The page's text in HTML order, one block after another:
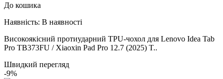
До кошика
Наявність: В наявності
Високоякісний протиударний TPU-чохол для Lenovo Idea Tab
Pro TB373FU / Xiaoxin Pad Pro 12.7 (2025) T..
Швидкий перегляд
-9%